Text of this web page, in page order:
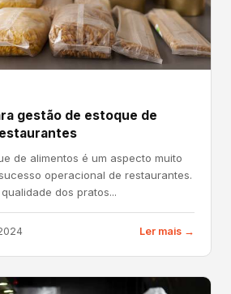
gestão de estoque de
de alimentos é um aspecto muito
operacional de restaurantes.
dos pratos...
Ler mais →